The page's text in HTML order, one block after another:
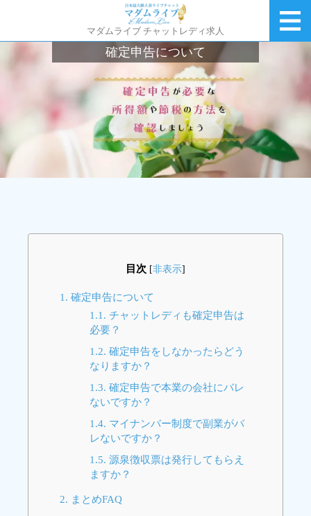
マダムライブ チャットレディ求人
確定申告について
目次 [非表示]
1. 確定申告について
1.1. チャットレディも確定申告は
必要？
1.2. 確定申告をしなかったらどう
なりますか？
1.3. 確定申告で本業の会社にバレ
ないですか？
1.4. マイナンバー制度で副業がバ
レないですか？
1.5. 源泉徴収票は発行してもらえ
ますか？
2. まとめFAQ